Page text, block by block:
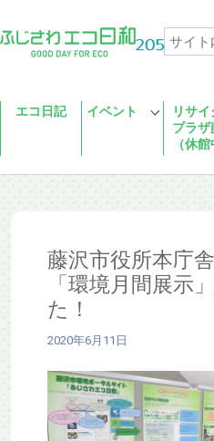
エコ日記 イベント
リサ
プラ
（休館
藤沢市役所本庁
「環境月間展示
た！
2020年6月11日